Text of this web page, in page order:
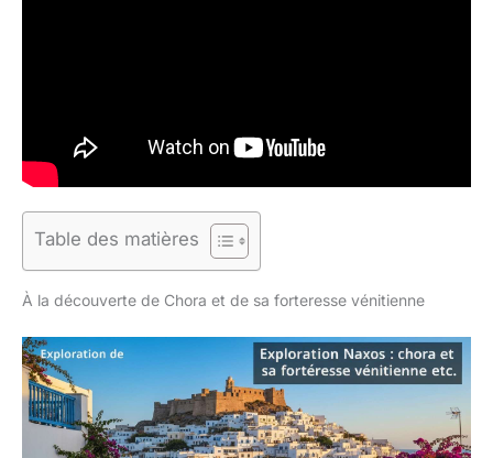
Table des matières
À la découverte de Chora et de sa forteresse vénitienne